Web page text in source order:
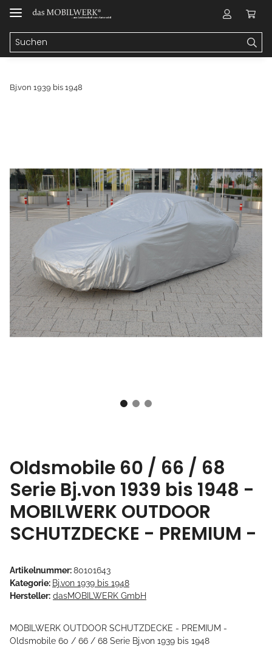
Bj.von 1939 bis 1948
Oldsmobile 60 / 66 / 68
Serie Bj.von 1939 bis 1948 -
MOBILWERK OUTDOOR
SCHUTZDECKE - PREMIUM -
Artikelnummer:80101643
Kategorie: Bj.von 1939 bis 1948
Hersteller: dasMOBILWERK GmbH
MOBILWERK OUTDOOR SCHUTZDECKE - PREMIUM -
Oldsmobile 60 / 66 / 68 Serie Bj.von 1939 bis 1948